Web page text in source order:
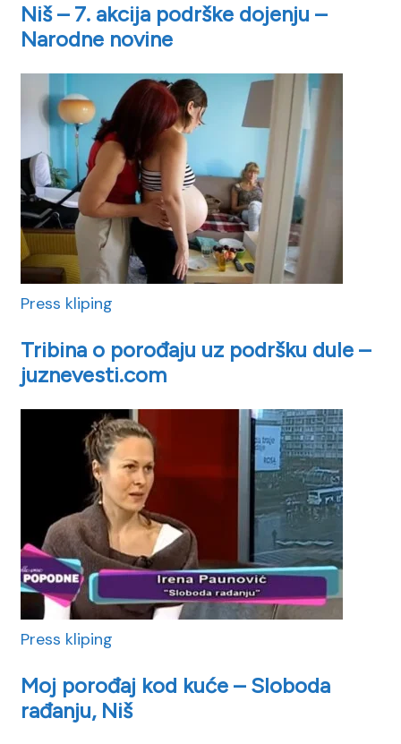
Niš – 7. akcija podrške dojenju –
Narodne novine
Press kliping
Tribina o porođaju uz podršku dule –
juznevesti.com
Press kliping
Moj porođaj kod kuće – Sloboda
rađanju, Niš